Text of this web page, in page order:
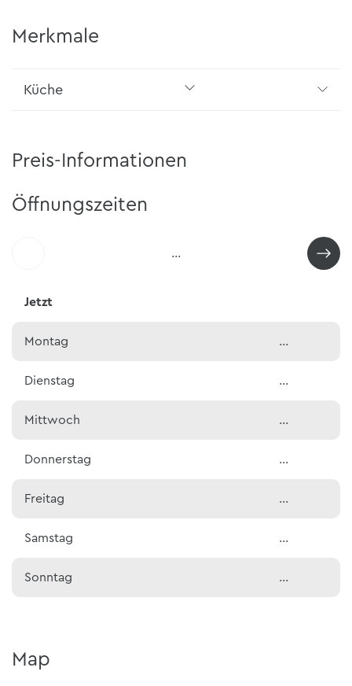
Merkmale
Küche
Preis-Informationen
Öffnungszeiten
…
Jetzt
Montag …
Dienstag …
Mittwoch …
Donnerstag …
Freitag …
Samstag …
Sonntag …
Map